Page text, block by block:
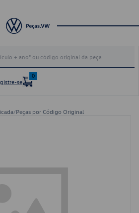
se
0
/Peças por Código Original